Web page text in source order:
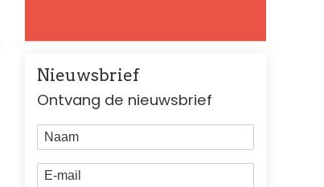
Nieuwsbrief
Ontvang de nieuwsbrief
Naam
E-mail